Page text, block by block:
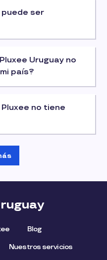
puede ser
Uruguay no
país?
no tiene
Blog
Nuestros servicios